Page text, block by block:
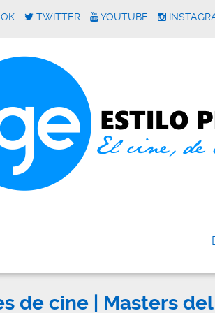
TWITTER YOUTUBE
de cine | Masters